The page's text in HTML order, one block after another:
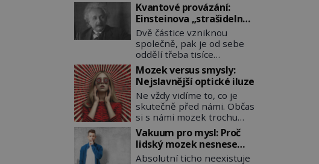
Kvantové provázání:
Einsteinova „strašidelná
akce na dálku“ dál mate i
fascinuje vědce
Dvě částice vzniknou
společně, pak je od sebe
oddělí třeba tisíce
kilometrů. Přesto se při
měření chovají, jako by
mezi nimi existovalo
neviditelné pouto. Albert
Einstein tomu s jistou
dávkou ironie říká
„strašidelná akce na dálku“
a dlouhá desetiletí věří, že
musí existovat jednodušší
Mozek versus smysly:
Nejslavnější optické iluze
Ne vždy vidíme to, co je
skutečně před námi. Občas
si s námi mozek trochu
pohraje. A my pak doslova
nevěříme vlastním očím!
Jak vznikají ty
nejpodivnější optické
Vakuum pro mysl: Proč
lidský mozek nesnese
absolutní klid a začne si
Absolutní ticho neexistuje